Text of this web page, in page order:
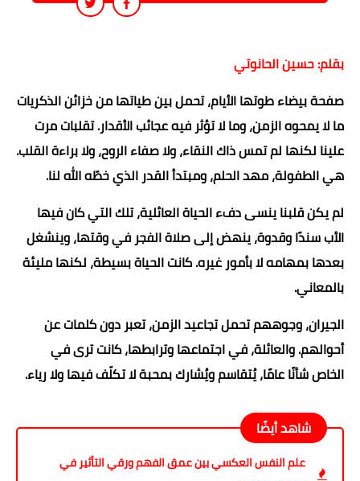
بقلم: حسين الحانوتي
صفحة بيضاء طوتها الأيام، تحمل بين طياتها من خزائن الذكريات
ما لا يمحوه الزمن، وما لا تؤثر فيه عجائب الأقدار. تقلبات مرت
علينا لكنها لم تمس ذاك النقاء، ولا صفاء الروح، ولا براءة القلب.
هي الطفولة، مهد الحلم، ومبتدأ القدر الذي خطّه الله لنا.
لم يكن قلبنا ينسى دفء الحياة العائلية، تلك التي كان فيها
الأب سندًا وقدوة، ينهض إلى صلاة الفجر في وقتها، وينشغل
بعدها بمهامه لا بأمور غيره. كانت الحياة بسيطة، لكنها مليئة
بالمعاني.
الجيران، وجوههم تحمل تجاعيد الزمن، تعبر دون كلمات عن
أحوالهم. والعائلة، في اجتماعها وترابطها، كانت ترى في
الخاص شأنًا عامًا، يُتقاسم ويُشارك بمحبة لا تكلّف فيها ولا رياء.
شاهد أيضًا
علم النفس العكسي بين عمق الفهم ورقي التأثير في